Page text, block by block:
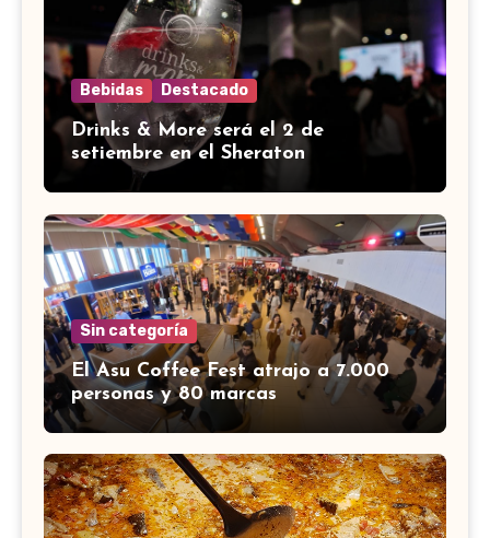
Bebidas Destacado
Drinks & More será el 2 de
setiembre en el Sheraton
Sin categoría
El Asu Coffee Fest atrajo a 7.000
personas y 80 marcas